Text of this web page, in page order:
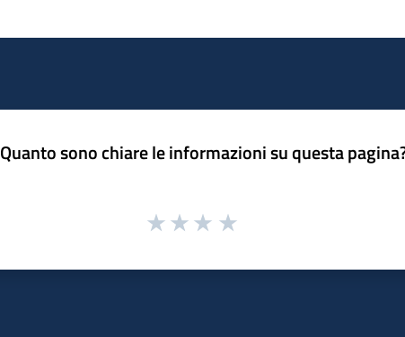
Quanto sono chiare le informazioni su questa